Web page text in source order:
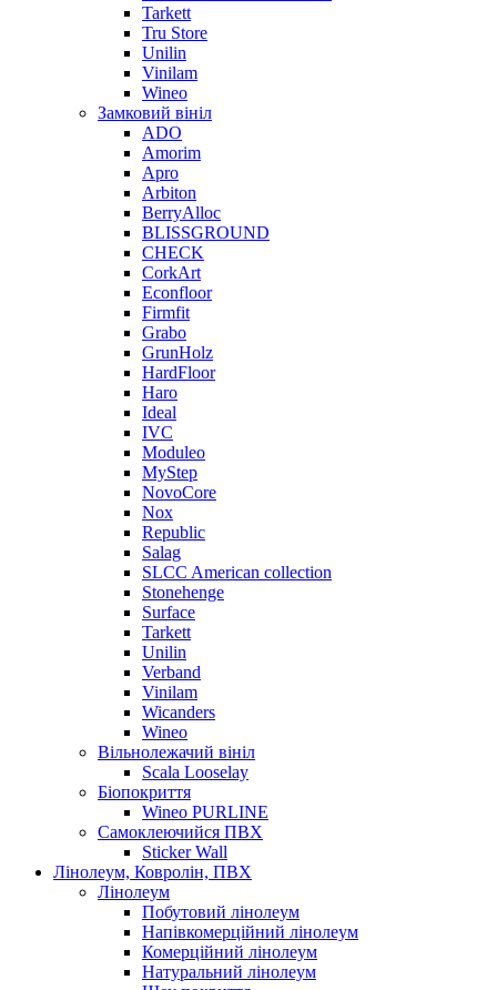
Tarkett
Tru Store
Unilin
Vinilam
Wineo
Замковий вініл
ADO
Amorim
Apro
Arbiton
BerryAlloc
BLISSGROUND
CHECK
CorkArt
Econfloor
Firmfit
Grabo
GrunHolz
HardFloor
Haro
Ideal
IVC
Moduleo
MyStep
NovoCore
Nox
Republic
Salag
SLCC American collection
Stonehenge
Surface
Tarkett
Unilin
Verband
Vinilam
Wicanders
Wineo
Вільнолежачий вініл
Scala Looselay
Біопокриття
Wineo PURLINE
Самоклеючийся ПВХ
Sticker Wall
Лінолеум, Ковролін, ПВХ
Лінолеум
Побутовий лінолеум
Напівкомерційний лінолеум
Комерційний лінолеум
Натуральний лінолеум